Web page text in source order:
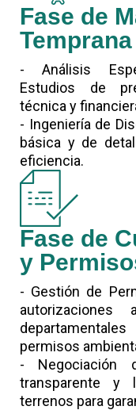
Fase de
- Análisis
Estudios de
técnica y
- Ingeniería de
básica y de
eficiencia.
Fase de
y
- Gestión de
autorizaciones
permisos
- Negociación
transparente y
terrenos para